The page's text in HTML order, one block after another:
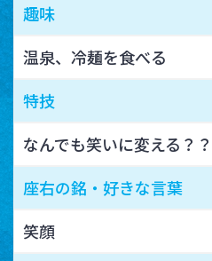
趣味
温泉、冷麺を食べる
特技
なんでも笑いに変える？？
座右の銘・好きな言葉
笑顔